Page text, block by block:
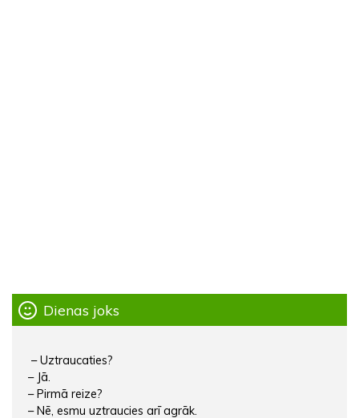
Dienas joks
– Uztraucaties?
– Jā.
– Pirmā reize?
– Nē, esmu uztraucies arī agrāk.